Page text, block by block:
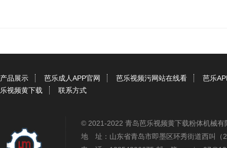
产品展示 芭乐成人APP官网 芭乐视频污网站在线看
芭乐
乐视频黄下载
联系方式
© 2021-2022 青岛芭乐视频黄下载粉体机械
地 址：山东省青岛市即墨区环秀街道西叫（